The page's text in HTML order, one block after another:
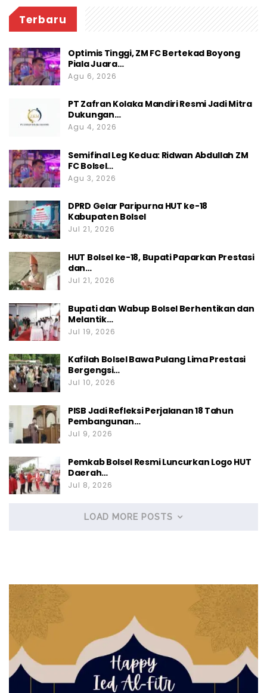
Terbaru
Optimis Tinggi, ZM FC Bertekad Boyong
Piala Juara…
Agu 6, 2026
PT Zafran Kolaka Mandiri Resmi Jadi Mitra
Dukungan…
Agu 4, 2026
Semifinal Leg Kedua: Ridwan Abdullah ZM
FC Bolsel…
Agu 3, 2026
DPRD Gelar Paripurna HUT ke-18
Kabupaten Bolsel
Jul 21, 2026
HUT Bolsel ke-18, Bupati Paparkan Prestasi
dan…
Jul 21, 2026
Bupati dan Wabup Bolsel Berhentikan dan
Melantik…
Jul 19, 2026
Kafilah Bolsel Bawa Pulang Lima Prestasi
Bergengsi…
Jul 10, 2026
PISB Jadi Refleksi Perjalanan 18 Tahun
Pembangunan…
Jul 9, 2026
Pemkab Bolsel Resmi Luncurkan Logo HUT
Daerah…
Jul 8, 2026
LOAD MORE POSTS